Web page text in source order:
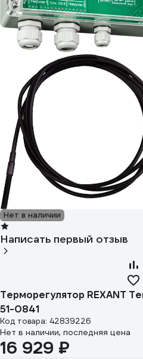
Нет в наличии
Написать первый отзыв
Терморегулятор REXANT
51-0841
Код товара: 42839226
Нет в наличии, последняя цена
16 929 ₽